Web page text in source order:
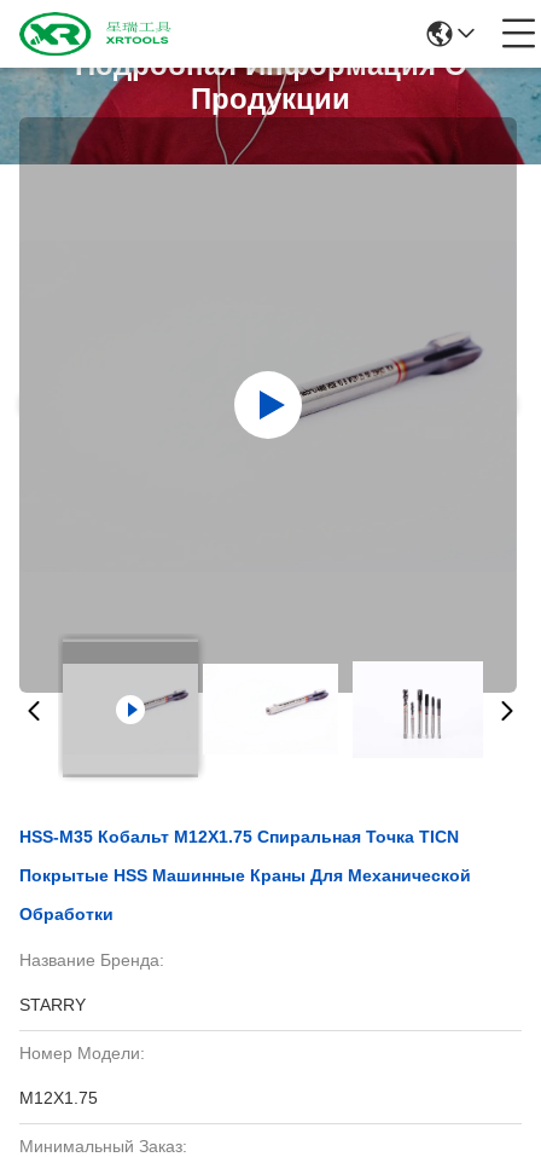
Подробная Информация О
Продукции
HSS-M35 Кобальт M12X1.75 Спиральная Точка TICN
Покрытые HSS Машинные Краны Для Механической
Обработки
Название Бренда:
STARRY
Номер Модели:
M12X1.75
Минимальный Заказ: